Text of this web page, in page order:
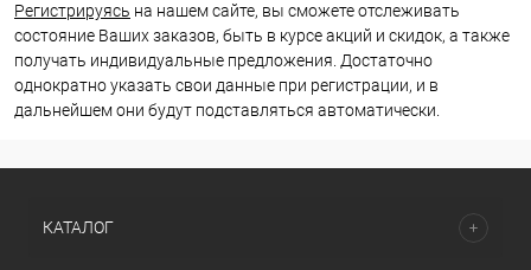
Регистрируясь на нашем сайте, вы сможете отслеживать
состояние Ваших заказов, быть в курсе акций и скидок, а также
получать индивидуальные предложения. Достаточно
однократно указать свои данные при регистрации, и в
дальнейшем они будут подставляться автоматически.
КАТАЛОГ